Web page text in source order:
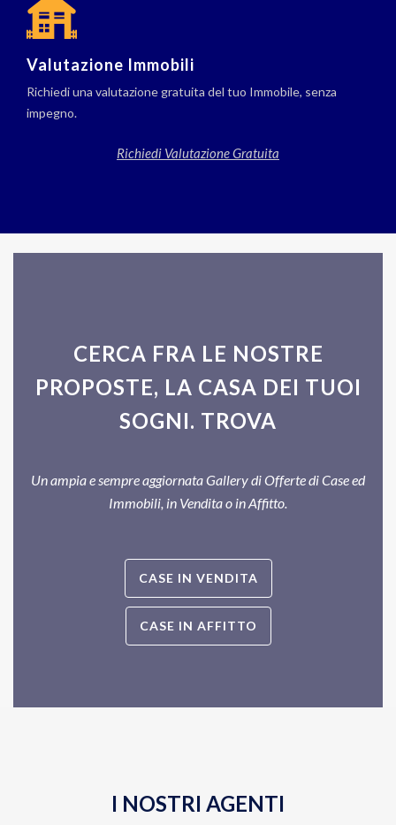
Valutazione Immobili
Richiedi una valutazione gratuita del tuo Immobile, senza
impegno.
Richiedi Valutazione Gratuita
CERCA FRA LE NOSTRE
PROPOSTE, LA CASA DEI TUOI
SOGNI. TROVA
Un ampia e sempre aggiornata Gallery di Offerte di Case ed
Immobili, in Vendita o in Affitto.
CASE IN VENDITA
CASE IN AFFITTO
I NOSTRI AGENTI